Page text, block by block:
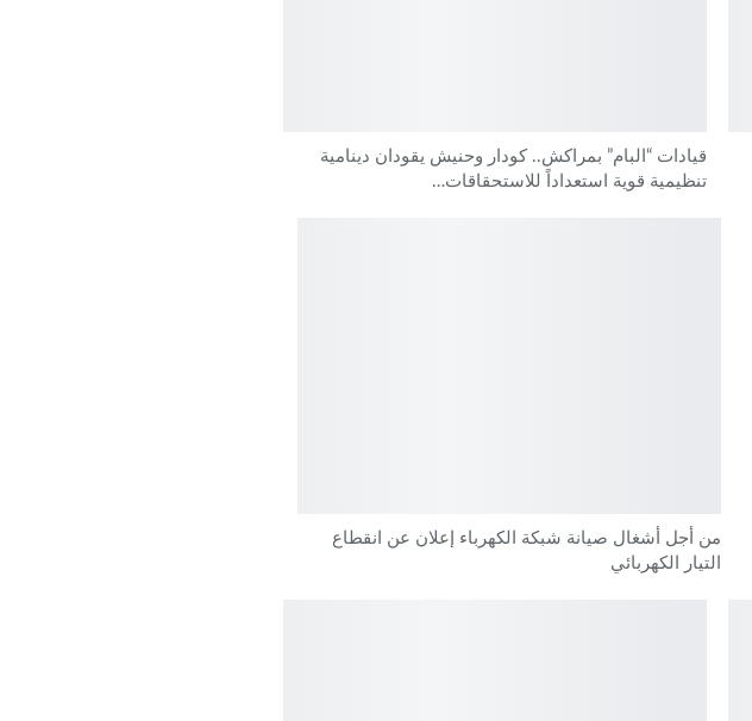
قيادات “البام” بمراكش.. كودار وحنيش يقودان دينامية
تنظيمية قوية استعداداً للاستحقاقات…
من أجل أشغال صيانة شبكة الكهرباء إعلان عن انقطاع
التيار الكهربائي